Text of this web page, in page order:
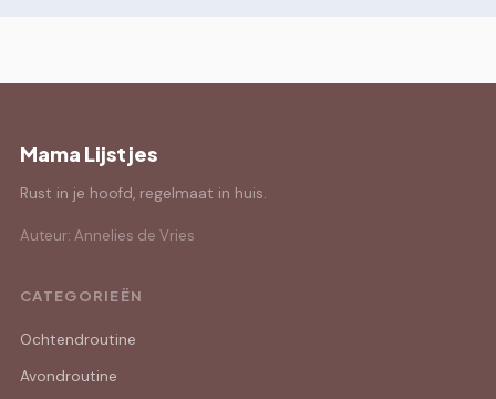
Mama Lijstjes
Rust in je hoofd, regelmaat in huis.
Auteur: Annelies de Vries
CATEGORIEËN
Ochtendroutine
Avondroutine